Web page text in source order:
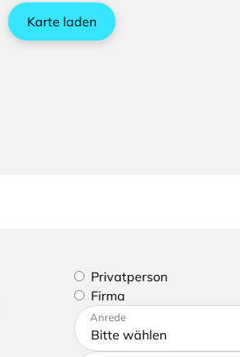
Karte laden
Bitte geben Sie an, ob Sie
Privatperson
Firma
Bitte tragen Sie Ihre
Anrede